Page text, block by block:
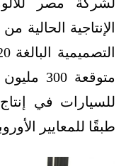
متوقعة
للسيارات في
طبقًا للمعايير